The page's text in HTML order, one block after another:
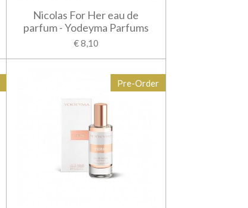
Nicolas For Her eau de
parfum - Yodeyma Parfums
€ 8,10
Pre-Order